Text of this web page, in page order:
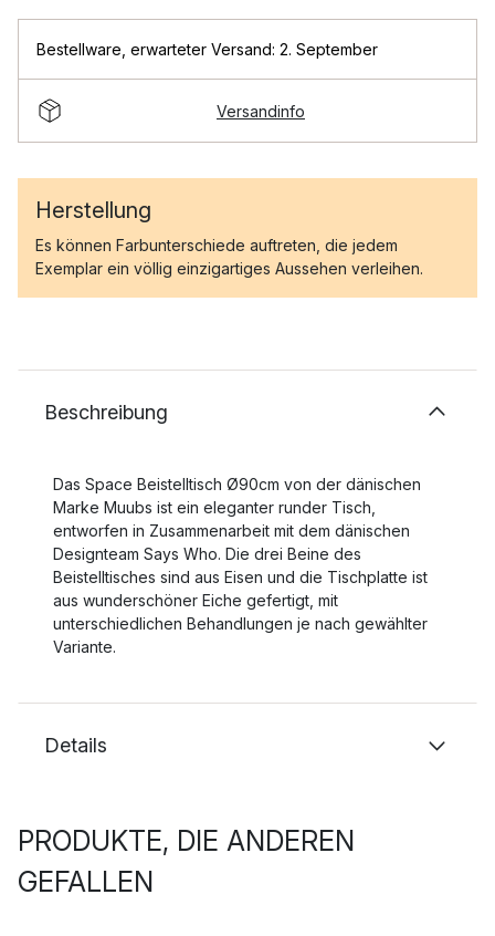
Bestellware erwarteter Versand: 2. September
Versandinfo
Herstellung
Es können Farbunterschiede auftreten, die jedem
Exemplar ein völlig einzigartiges Aussehen verleihen.
Beschreibung
Das Space Beistelltisch Ø90cm von der dänischen
Marke Muubs ist ein eleganter runder Tisch,
entworfen in Zusammenarbeit mit dem dänischen
Designteam Says Who. Die drei Beine des
Beistelltisches sind aus Eisen und die Tischplatte ist
aus wunderschöner Eiche gefertigt, mit
unterschiedlichen Behandlungen je nach gewählter
Variante.
Details
PRODUKTE, DIE ANDEREN
GEFALLEN